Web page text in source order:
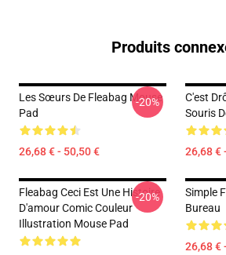
Produits
Les Sœurs De Fleabag Mouse
Pad
26,68 € - 50,50 €
-20%
C'est
Souris
26,68 €
Fleabag Ceci Est Une Histoire
D'amour Comic Couleur
Illustration Mouse Pad
-20%
Simple
Bureau
26,68 €